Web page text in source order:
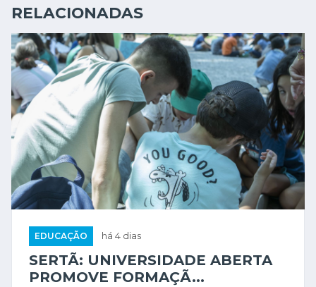
RELACIONADAS
EDUCAÇÃO há 4 dias
SERTÃ: UNIVERSIDADE ABERTA
PROMOVE FORMAÇÃ...